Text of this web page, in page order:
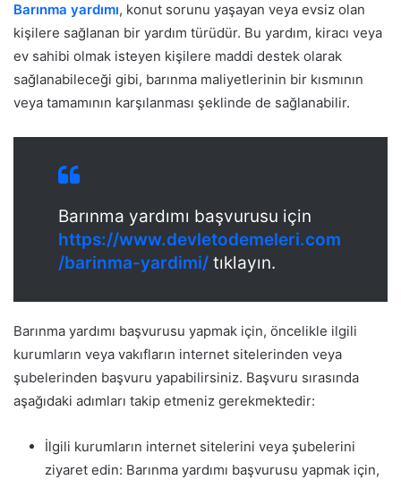
Barınma yardımı, konut sorunu yaşayan veya evsiz olan
kişilere sağlanan bir yardım türüdür. Bu yardım, kiracı veya
ev sahibi olmak isteyen kişilere maddi destek olarak
sağlanabileceği gibi, barınma maliyetlerinin bir kısmının
veya tamamının karşılanması şeklinde de sağlanabilir.
Barınma yardımı başvurusu için
https://www.devletodemeleri.com
/barinma-yardimi/ tıklayın.
Barınma yardımı başvurusu yapmak için, öncelikle ilgili
kurumların veya vakıfların internet sitelerinden veya
şubelerinden başvuru yapabilirsiniz. Başvuru sırasında
aşağıdaki adımları takip etmeniz gerekmektedir:
İlgili kurumların internet sitelerini veya şubelerini
ziyaret edin: Barınma yardımı başvurusu yapmak için,